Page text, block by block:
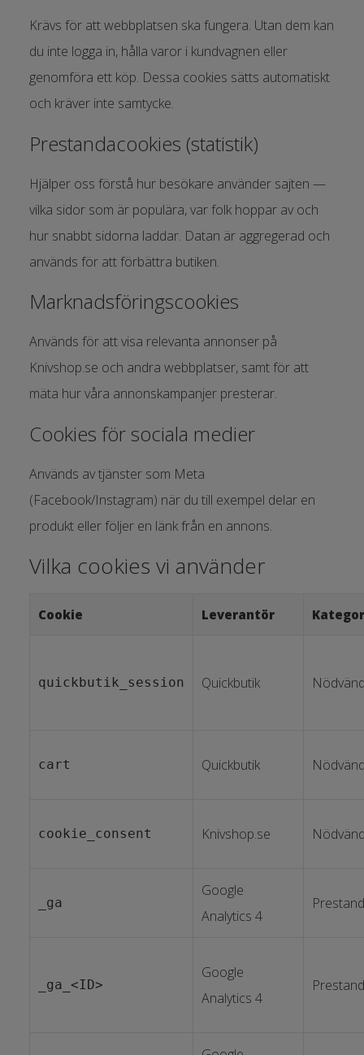
Krävs för att webbplatsen ska fungera. Utan dem kan
du inte logga in, hålla varor i kundvagnen eller
genomföra ett köp. Dessa cookies sätts automatiskt
och kräver inte samtycke.
Prestandacookies (statistik)
Hjälper oss förstå hur besökare använder sajten —
vilka sidor som är populära, var folk hoppar av och
hur snabbt sidorna laddar. Datan är aggregerad och
används för att förbättra butiken.
Marknadsföringscookies
Används för att visa relevanta annonser på
Knivshop.se och andra webbplatser, samt för att
mäta hur våra annonskampanjer presterar.
Cookies för sociala medier
Används av tjänster som Meta
(Facebook/Instagram) när du till exempel delar en
produkt eller följer en länk från en annons.
Vilka cookies vi använder
Cookie Leverantör
quickbutik_session Quickbutik
cart Quickbutik
cookie_consent Knivshop.se
_ga
Google
Analytics 4
_ga_<ID>
Google
Analytics 4